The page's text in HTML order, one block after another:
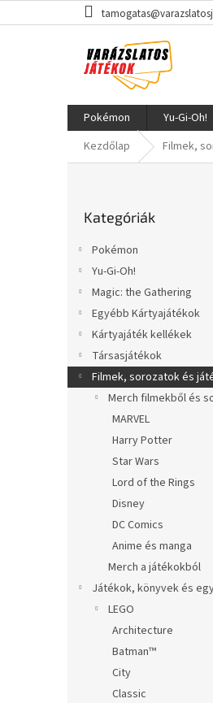
a
Pokémon Yu-Gi-Oh!
Kezdőlap
Filmek,
l
átugrása
Kategóriák
Pokémon
Yu-Gi-Oh!
Magic: the Gathering
Egyébb Kártyajátékok
Kártyajáték kellékek
Társasjátékok
Filmek, sorozatok és
Merch filmekből és
MARVEL
Harry Potter
Star Wars
Lord of the Rings
Disney
DC Comics
Anime és manga
Merch a játékokból
Játékok, könyvek és
LEGO
Architecture
Batman™
City
Classic